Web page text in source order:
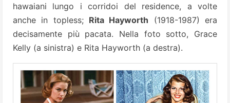
hawaiani lungo i corridoi del residence, a volte
anche in topless; Rita Hayworth (1918-1987) era
decisamente più pacata. Nella foto sotto, Grace
Kelly (a sinistra) e Rita Hayworth (a destra).